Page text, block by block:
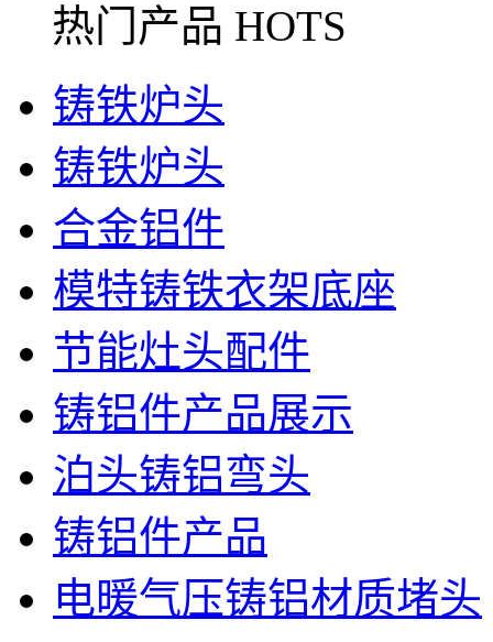
热门产品 HOTS
铸铁炉头
铸铁炉头
合金铝件
模特铸铁衣架底座
节能灶头配件
铸铝件产品展示
泊头铸铝弯头
铸铝件产品
电暖气压铸铝材质堵头